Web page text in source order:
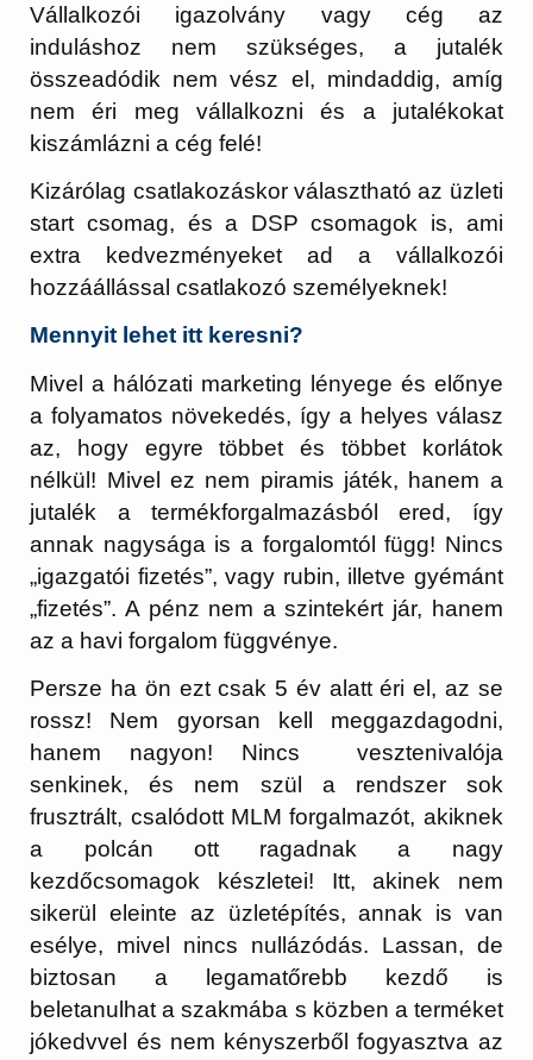
Vállalkozói igazolvány vagy cég az
induláshoz nem szükséges, a jutalék
összeadódik nem vész el, mindaddig, amíg
nem éri meg vállalkozni és a jutalékokat
kiszámlázni a cég felé!
Kizárólag csatlakozáskor választható az üzleti
start csomag, és a DSP csomagok is, ami
extra kedvezményeket ad a vállalkozói
hozzáállással csatlakozó személyeknek!
Mennyit lehet itt keresni?
Mivel a hálózati marketing lényege és előnye
a folyamatos növekedés, így a helyes válasz
az, hogy egyre többet és többet korlátok
nélkül! Mivel ez nem piramis játék, hanem a
jutalék a termékforgalmazásból ered, így
annak nagysága is a forgalomtól függ! Nincs
„igazgatói fizetés”, vagy rubin, illetve gyémánt
„fizetés”. A pénz nem a szintekért jár, hanem
az a havi forgalom függvénye.
Persze ha ön ezt csak 5 év alatt éri el, az se
rossz! Nem gyorsan kell meggazdagodni,
hanem nagyon! Nincs vesztenivalója
senkinek, és nem szül a rendszer sok
frusztrált, csalódott MLM forgalmazót, akiknek
a polcán ott ragadnak a nagy
kezdőcsomagok készletei! Itt, akinek nem
sikerül eleinte az üzletépítés, annak is van
esélye, mivel nincs nullázódás. Lassan, de
biztosan a legamatőrebb kezdő is
beletanulhat a szakmába s közben a terméket
jókedvvel és nem kényszerből fogyasztva az